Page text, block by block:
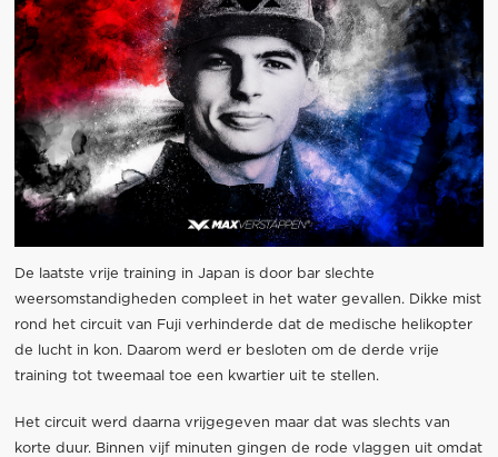
De laatste vrije training in Japan is door bar slechte
weersomstandigheden compleet in het water gevallen. Dikke mist
rond het circuit van Fuji verhinderde dat de medische helikopter
de lucht in kon. Daarom werd er besloten om de derde vrije
training tot tweemaal toe een kwartier uit te stellen.
Het circuit werd daarna vrijgegeven maar dat was slechts van
korte duur. Binnen vijf minuten gingen de rode vlaggen uit omdat